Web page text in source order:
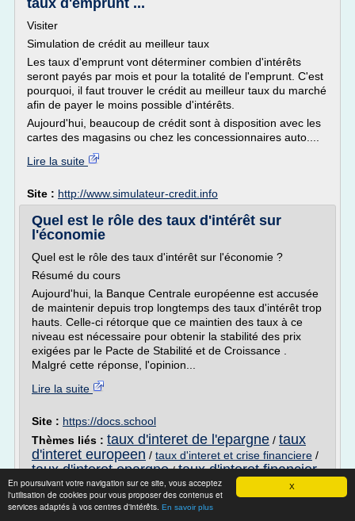
X
En poursuivant votre navigation sur ce site, vous acceptez
l'utilisation de cookies pour vous proposer des contenus et
services adaptés à vos centres d'intérêts. En savoir plus
taux d'emprunt ...
Visiter
Simulation de crédit au meilleur taux
Les taux d'emprunt vont déterminer combien d'intérêts
seront payés par mois et pour la totalité de l'emprunt. C'est
pourquoi, il faut trouver le crédit au meilleur taux du marché
afin de payer le moins possible d'intérêts.
Aujourd'hui, beaucoup de crédit sont à disposition avec les
cartes des magasins ou chez les concessionnaires auto....
Lire la suite
Site : http://www.simulateur-credit.info
Quel est le rôle des taux d'intérêt sur
l'économie
Quel est le rôle des taux d'intérêt sur l'économie ?
Résumé du cours
Aujourd'hui, la Banque Centrale européenne est accusée
de maintenir depuis trop longtemps des taux d'intérêt trop
hauts. Celle-ci rétorque que ce maintien des taux à ce
niveau est nécessaire pour obtenir la stabilité des prix
exigées par le Pacte de Stabilité et de Croissance .
Malgré cette réponse, l'opinion...
Lire la suite
Site : https://docs.school
Thèmes liés : taux d'interet de l'epargne / taux
d'interet europeen / taux d'interet et crise financiere /
taux d'interet epargne/taux d'interet financier
Effets d'une hausse des taux directeurs. -
Econovie